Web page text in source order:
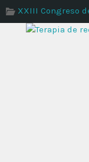
XXIII Congreso